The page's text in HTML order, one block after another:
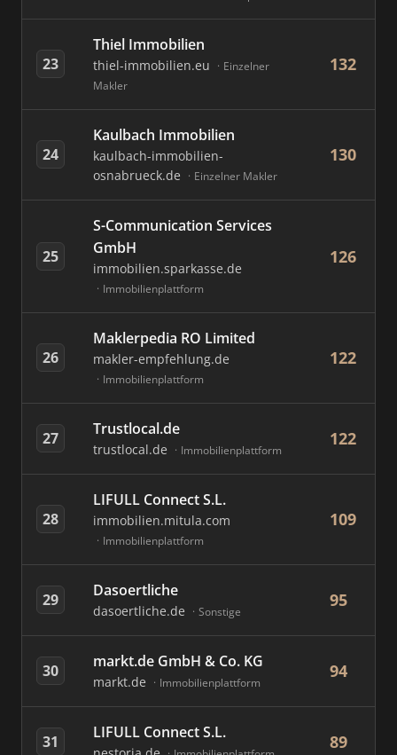
23
Thiel Immobilien
thiel-immobilien.eu
Einzelner
Makler
132
24
Kaulbach Immobilien
kaulbach-immobilien-
osnabrueck.de
Einzelner Makler
130
25
S-Communication Services
GmbH
immobilien.sparkasse.de
Immobilienplattform
126
26
Maklerpedia RO Limited
makler-empfehlung.de
Immobilienplattform
122
27 Trustlocal.de
trustlocal.de Immobilienplattform
122
28
LIFULL Connect S.L.
immobilien.mitula.com
Immobilienplattform
109
29 Dasoertliche
dasoertliche.de Sonstige
95
30 markt.de GmbH & Co. KG
markt.de Immobilienplattform
94
31 LIFULL Connect S.L. 89